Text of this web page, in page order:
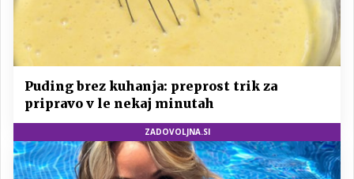
Puding brez kuhanja: preprost trik za
pripravo v le nekaj minutah
ZADOVOLJNA.SI